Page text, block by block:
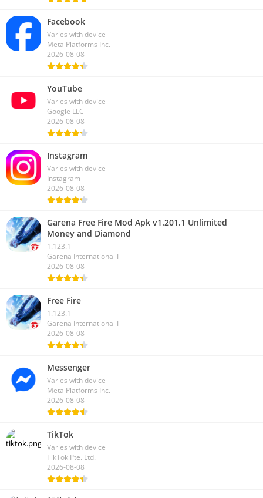
Facebook
Varies with device
Meta Platforms Inc.
2026-08-08
YouTube
Varies with device
Google LLC
2026-08-08
Instagram
Varies with device
Instagram
2026-08-08
Garena Free Fire Mod Apk v1.201.1 Unlimited
Money and Diamond
1.123.1
Garena International I
2026-08-08
Free Fire
1.123.1
Garena International I
2026-08-08
Messenger
Varies with device
Meta Platforms Inc.
2026-08-08
TikTok
Varies with device
TikTok Pte. Ltd.
2026-08-08